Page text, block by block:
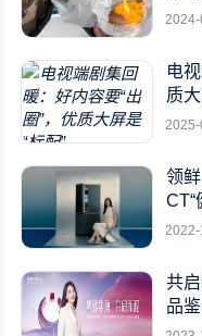
电
质
领
CT“
共
品